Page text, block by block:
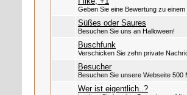
Geben Sie eine Bewertung zu einem
Süßes oder Saures
Besuchen Sie uns an Halloween!
Buschfunk
Verschicken Sie zehn private
Besucher
Besuchen Sie unsere Webseite 500
Wer ist eigentlich..?